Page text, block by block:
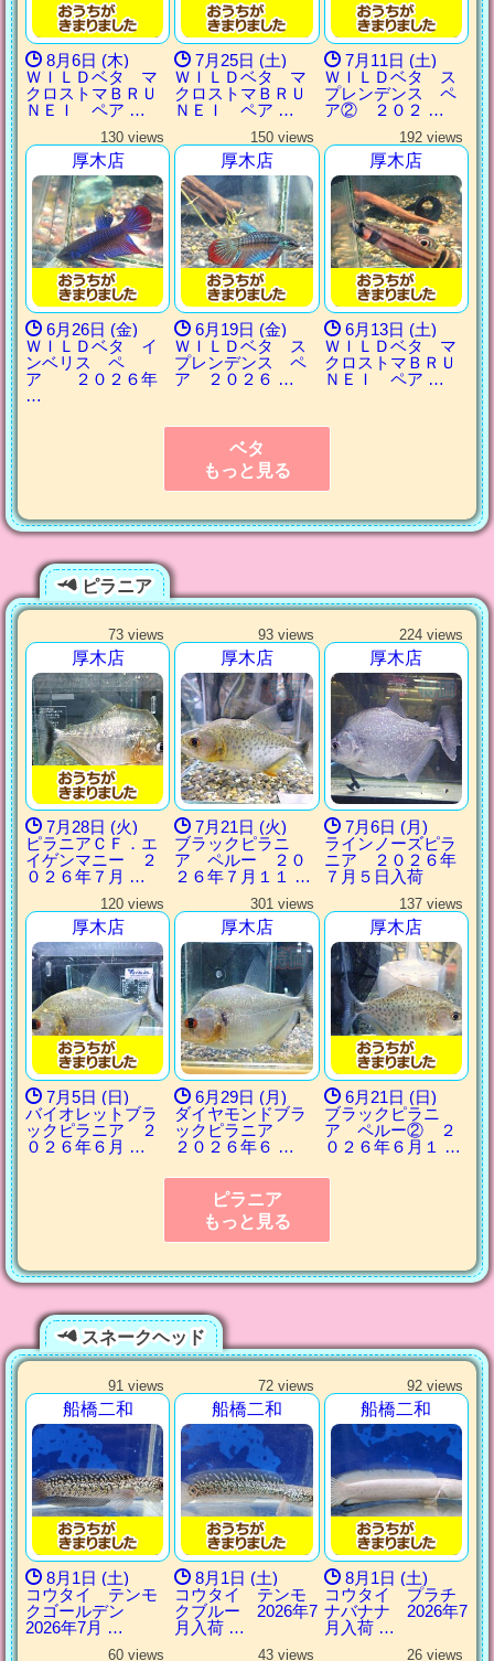
8月6日 (木)
ＷＩＬＤベタ マ
クロストマＢＲＵ
ＮＥＩ ペア …
7月25日 (土)
ＷＩＬＤベタ マ
クロストマＢＲＵ
ＮＥＩ ペア …
7月11日 (土)
ＷＩＬＤベタ ス
プレンデンス ペ
ア② ２０２ …
130 views
厚木店
6月26日 (金)
ＷＩＬＤベタ イ
ンベリス ペ
ア ２０２６年
…
150 views
厚木店
6月19日 (金)
ＷＩＬＤベタ ス
プレンデンス ペ
ア ２０２６ …
192 views
厚木店
6月13日 (土)
ＷＩＬＤベタ マ
クロストマＢＲＵ
ＮＥＩ ペア …
ベタ
もっと見る
ピラニア
73 views
厚木店
7月28日 (火)
ピラニアＣＦ．エ
イゲンマニー ２
０２６年７月 …
93 views
厚木店
7月21日 (火)
ブラックピラニ
ア ペルー ２０
２６年７月１１ …
224 views
厚木店
7月6日 (月)
ラインノーズピラ
ニア ２０２６年
７月５日入荷
120 views
厚木店
7月5日 (日)
バイオレットブラ
ックピラニア ２
０２６年６月 …
301 views
厚木店
6月29日 (月)
ダイヤモンドブラ
ックピラニア
２０２６年６ …
137 views
厚木店
6月21日 (日)
ブラックピラニ
ア ペルー② ２
０２６年６月１ …
ピラニア
もっと見る
スネークヘッド
91 views
船橋二和
8月1日 (土)
コウタイ テンモ
クゴールデン
2026年7月 …
72 views
船橋二和
8月1日 (土)
コウタイ テンモ
クブルー 2026年7
月入荷 …
92 views
船橋二和
8月1日 (土)
コウタイ プラチ
ナバナナ 2026年7
月入荷 …
60 views 43 views 26 views